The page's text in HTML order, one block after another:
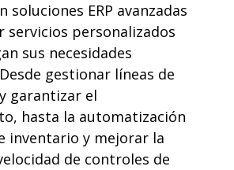
soluciones ERP avanzadas
servicios personalizados
sus necesidades
gestionar líneas de
garantizar el
hasta la automatización
inventario y mejorar la
de controles de